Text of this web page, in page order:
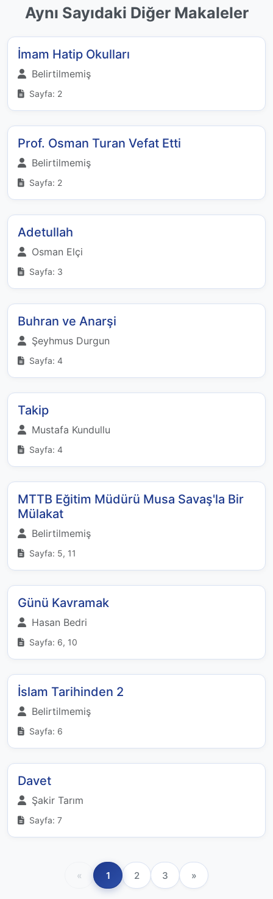
Aynı Sayıdaki Diğer Makaleler
İmam Hatip Okulları
Belirtilmemiş
Sayfa: 2
Prof. Osman Turan Vefat Etti
Belirtilmemiş
Sayfa: 2
Adetullah
Osman Elçi
Sayfa: 3
Buhran ve Anarşi
Şeyhmus Durgun
Sayfa: 4
Takip
Mustafa Kundullu
Sayfa: 4
MTTB Eğitim Müdürü Musa Savaş'la Bir
Mülakat
Belirtilmemiş
Sayfa: 5, 11
Günü Kavramak
Hasan Bedri
Sayfa: 6, 10
İslam Tarihinden 2
Belirtilmemiş
Sayfa: 6
Davet
Şakir Tarım
Sayfa: 7
« 1 2 3 »